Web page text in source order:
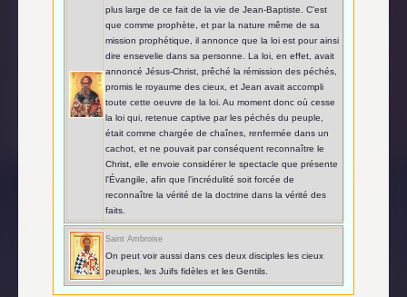
plus large de ce fait de la vie de Jean-Baptiste. C'est
que comme prophète, et par la nature même de sa
mission prophétique, il annonce que la loi est pour ainsi
dire ensevelie dans sa personne. La loi, en effet, avait
annoncé Jésus-Christ, prêché la rémission des péchés,
promis le royaume des cieux, et Jean avait accompli
toute cette oeuvre de la loi. Au moment donc où cesse
la loi qui, retenue captive par les péchés du peuple,
était comme chargée de chaînes, renfermée dans un
cachot, et ne pouvait par conséquent reconnaître le
Christ, elle envoie considérer le spectacle que présente
l'Évangile, afin que l'incrédulité soit forcée de
reconnaître la vérité de la doctrine dans la vérité des
faits.
Saint Ambroise
On peut voir aussi dans ces deux disciples les cieux
peuples, les Juifs fidèles et les Gentils.